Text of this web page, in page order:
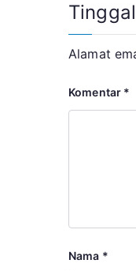
Alamat
Komentar *
Nama *